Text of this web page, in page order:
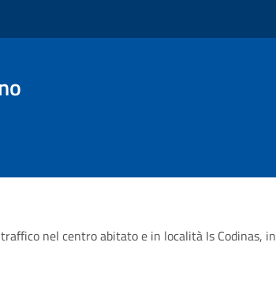
nel centro abitato e in località Is Codinas,